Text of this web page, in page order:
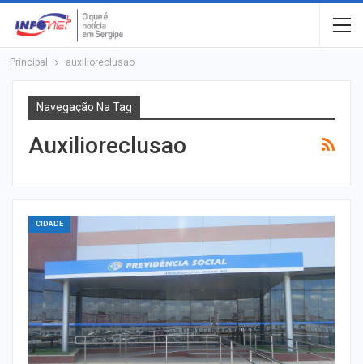
Principal auxilioreclusao
Navegação Na Tag
Auxilioreclusao
CIDADE